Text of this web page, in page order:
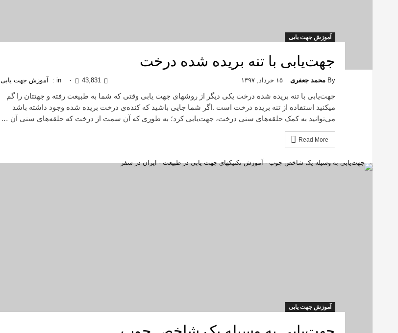
آموزش جهت یابی
جهت‌یابی با تنه بریده شده درخت
By محمد جعفری ۱۵ خرداد, ۱۳۹۷ in : آموزش جهت یابی ۰ 43,831
جهت‌یابی با تنه بریده شده درخت یکی دیگر از روشهای جهت یابی وقتی که شما به طبیعت رفته و جهتتان را گم
میکنید استفاده از تنه بریده درخت است .اگر شما جایی باشید که کنده‌ی درخت بریده شده وجود داشته باشد
می‌توانید به کمک حلقه‌های سنی درخت، جهت‌یابی کرد؛ به طوری که آن سمت از درخت که حلقه‌های سنی آن …
Read More
آموزش جهت یابی